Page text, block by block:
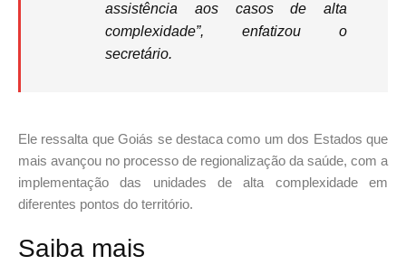
assistência aos casos de alta
complexidade”, enfatizou o
secretário.
Ele ressalta que Goiás se destaca como um dos Estados que
mais avançou no processo de regionalização da saúde, com a
implementação das unidades de alta complexidade em
diferentes pontos do território.
Saiba mais